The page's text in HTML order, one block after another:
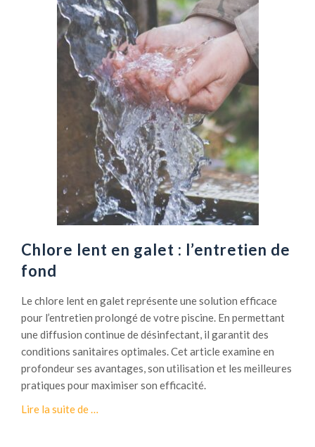
a
s
e
l
i
b
r
e
o
u
d
i
s
o
:
m
Chlore lent en galet : l’entretien de
fond
Le chlore lent en galet représente une solution efficace
pour l’entretien prolongé de votre piscine. En permettant
une diffusion continue de désinfectant, il garantit des
conditions sanitaires optimales. Cet article examine en
profondeur ses avantages, son utilisation et les meilleures
pratiques pour maximiser son efficacité.
Lire la suite de…